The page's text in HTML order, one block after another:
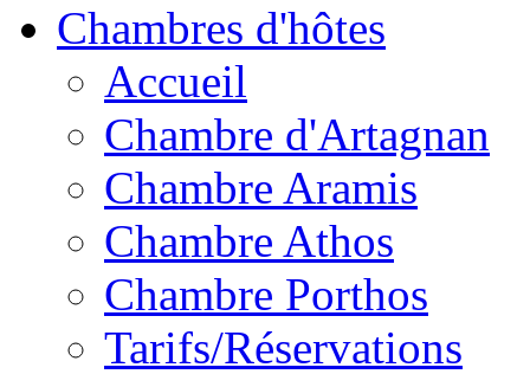
Chambres d'hôtes
Accueil
Chambre d'Artagnan
Chambre Aramis
Chambre Athos
Chambre Porthos
Tarifs/Réservations